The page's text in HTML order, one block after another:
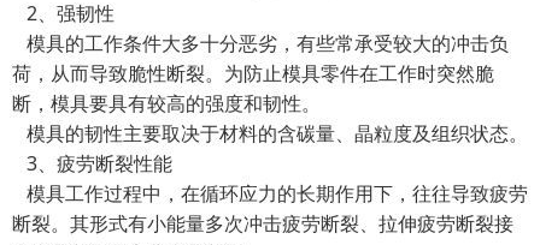
2、强韧性
模具的工作条件大多十分恶劣，有些常承受较大的冲击负
荷，从而导致脆性断裂。为防止模具零件在工作时突然脆
断，模具要具有较高的强度和韧性。
模具的韧性主要取决于材料的含碳量、晶粒度及组织状态。
3、疲劳断裂性能
模具工作过程中，在循环应力的长期作用下，往往导致疲劳
断裂。其形式有小能量多次冲击疲劳断裂、拉伸疲劳断裂接